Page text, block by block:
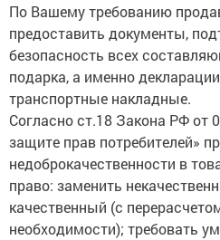
По Вашему требованию
предоставить документы,
безопасность всех
подарка, а именно
транспортные накладные.
Согласно ст.18 Закона РФ от
защите прав потребителей»
недоброкачественности в
право: заменить
качественный (с
необходимости); требовать